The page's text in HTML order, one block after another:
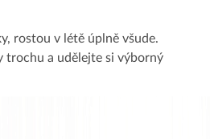
rostou v létě úplně všude.
trochu a udělejte si výborný